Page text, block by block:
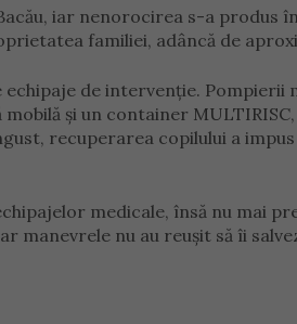
iar nenorocirea s-a produs
familiei, adâncă de
de intervenție. Pompierii
și un container
recuperarea copilului a
medicale, însă nu mai
manevrele nu au reușit să îi